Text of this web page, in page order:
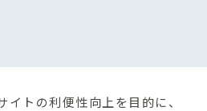
イトの利便性向上を目的に、